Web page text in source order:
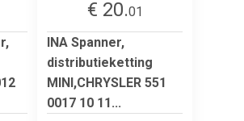
€ 20.01
INA Spanner,
distributieketting
MINI,CHRYSLER 551
0017 10 11...